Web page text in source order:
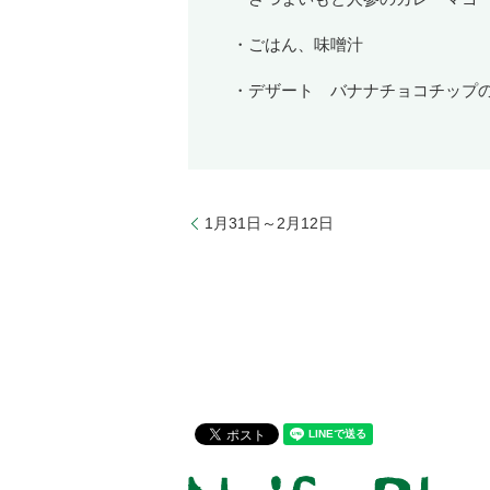
・ごはん、味噌汁
・デザート バナナチョコチップ
1月31日～2月12日